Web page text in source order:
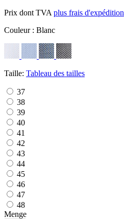
Prix dont TVA plus frais d'expédition
Couleur : Blanc
Taille: Tableau des tailles
37
38
39
40
41
42
43
44
45
46
47
48
Menge